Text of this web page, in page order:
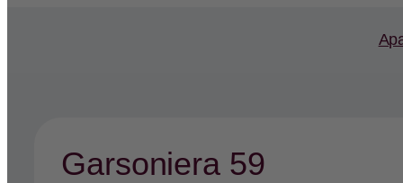
Garsoniera 59